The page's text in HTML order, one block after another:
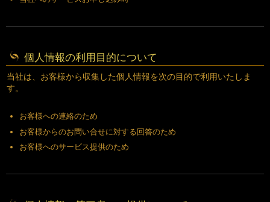
個人情報の利用目的について
当社は、お客様から収集した個人情報を次の目的で利用いたしま
す。
お客様への連絡のため
お客様からのお問い合せに対する回答のため
お客様へのサービス提供のため